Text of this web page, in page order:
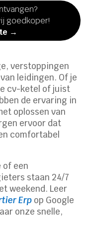
goedkoper!
→
verstoppingen
leidingen. Of je
cv-ketel of juist
de ervaring in
oplossen van
ervoor dat
comfortabel
of een
staan 24/7
weekend. Leer
Erp op Google
onze snelle,